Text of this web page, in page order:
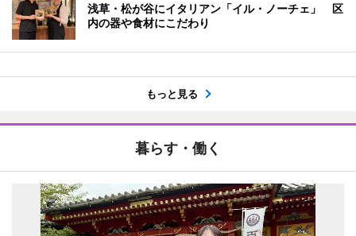
浅草・松が谷にイタリアン「イル・ノーチェ」 区
内の器や食材にこだわり
もっと見る
暮らす・働く